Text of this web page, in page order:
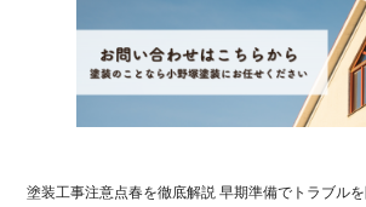
塗装工事注意点春を徹底解説 早期準備でトラブル